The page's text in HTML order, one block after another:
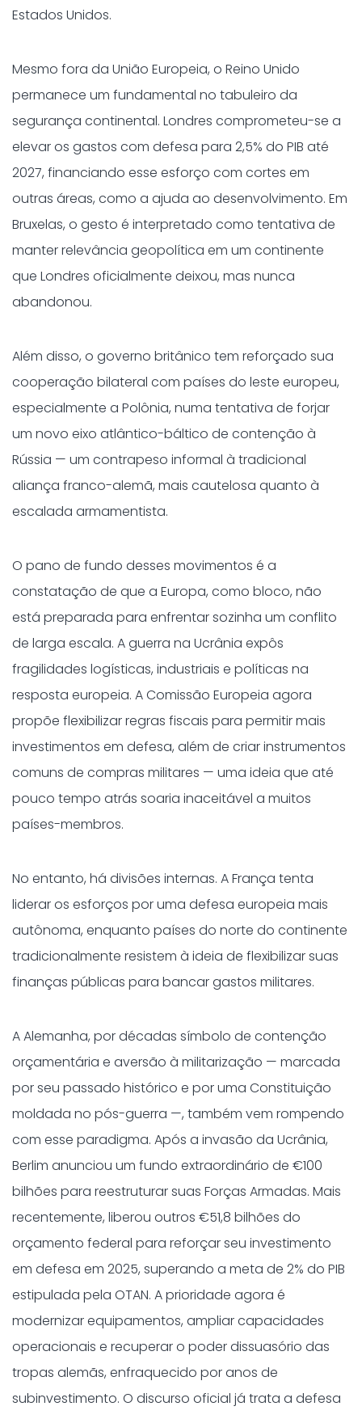
Estados Unidos.
Mesmo fora da União Europeia, o Reino Unido
permanece um fundamental no tabuleiro da
segurança continental. Londres comprometeu-se a
elevar os gastos com defesa para 2,5% do PIB até
2027, financiando esse esforço com cortes em
outras áreas, como a ajuda ao desenvolvimento. Em
Bruxelas, o gesto é interpretado como tentativa de
manter relevância geopolítica em um continente
que Londres oficialmente deixou, mas nunca
abandonou.
Além disso, o governo britânico tem reforçado sua
cooperação bilateral com países do leste europeu,
especialmente a Polônia, numa tentativa de forjar
um novo eixo atlântico-báltico de contenção à
Rússia — um contrapeso informal à tradicional
aliança franco-alemã, mais cautelosa quanto à
escalada armamentista.
O pano de fundo desses movimentos é a
constatação de que a Europa, como bloco, não
está preparada para enfrentar sozinha um conflito
de larga escala. A guerra na Ucrânia expôs
fragilidades logísticas, industriais e políticas na
resposta europeia. A Comissão Europeia agora
propõe flexibilizar regras fiscais para permitir mais
investimentos em defesa, além de criar instrumentos
comuns de compras militares — uma ideia que até
pouco tempo atrás soaria inaceitável a muitos
países-membros.
No entanto, há divisões internas. A França tenta
liderar os esforços por uma defesa europeia mais
autônoma, enquanto países do norte do continente
tradicionalmente resistem à ideia de flexibilizar suas
finanças públicas para bancar gastos militares.
A Alemanha, por décadas símbolo de contenção
orçamentária e aversão à militarização — marcada
por seu passado histórico e por uma Constituição
moldada no pós-guerra —, também vem rompendo
com esse paradigma. Após a invasão da Ucrânia,
Berlim anunciou um fundo extraordinário de €100
bilhões para reestruturar suas Forças Armadas. Mais
recentemente, liberou outros €51,8 bilhões do
orçamento federal para reforçar seu investimento
em defesa em 2025, superando a meta de 2% do PIB
estipulada pela OTAN. A prioridade agora é
modernizar equipamentos, ampliar capacidades
operacionais e recuperar o poder dissuasório das
tropas alemãs, enfraquecido por anos de
subinvestimento. O discurso oficial já trata a defesa